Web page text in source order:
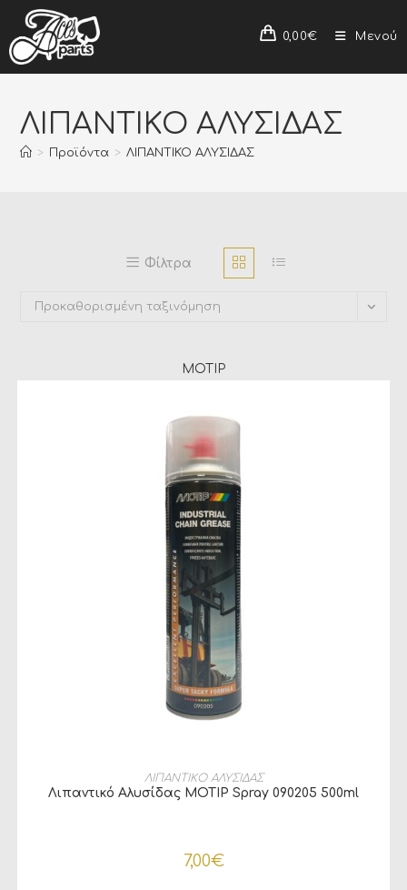
0,00€ Μενού
ΛΙΠΑΝΤΙΚΟ ΑΛΥΣΙΔΑΣ
> Προϊόντα > ΛΙΠΑΝΤΙΚΟ ΑΛΥΣΙΔΑΣ
Φίλτρα
Προκαθορισμένη ταξινόμηση
MOTIP
ΠΡΟΣΘΉΚΗ ΣΤΟ ΚΑΛΆΘΙ
ΛΙΠΑΝΤΙΚΟ ΑΛΥΣΙΔΑΣ
Λιπαντικό Αλυσίδας MOTIP Spray 090205 500ml
7,00€